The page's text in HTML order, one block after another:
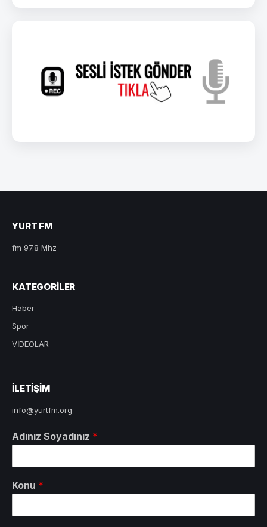
YURT FM
fm 97.8 Mhz
KATEGORILER
Haber
Spor
VİDEOLAR
ILETIŞIM
info@yurtfm.org
Adınız Soyadınız *
Konu *